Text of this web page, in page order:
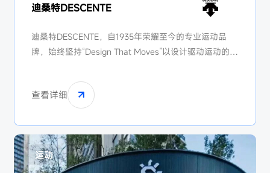
迪桑特DESCENTE
迪桑特DESCENTE，自1935年荣耀至今的专业运动品
牌，始终坚持“Design That Moves”以设计驱动运动的精
铁人三项等多个专业领域，打造高品质的运动装备。
查看详细
运动